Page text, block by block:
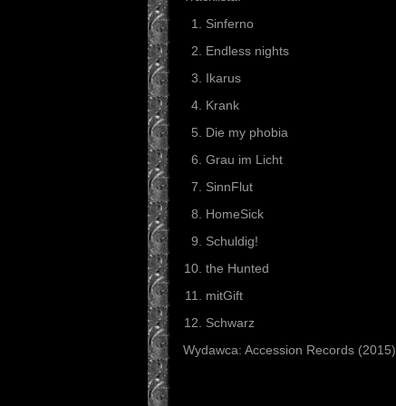
Sinferno
Endless nights
Ikarus
Krank
Die my phobia
Grau im Licht
SinnFlut
HomeSick
Schuldig!
the Hunted
mitGift
Schwarz
Wydawca: Accession Records (2015)